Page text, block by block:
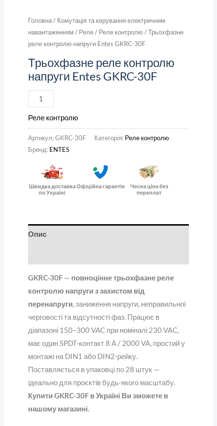
Головна/ Комутація та керування електричним
навантаженням / Реле/ Реле контролю/ Трьохфазне
реле контролю напруги Entes GKRC-30F
Трьохфазне реле контролю
напруги Entes GKRC-30F
Реле контролю
Артикул:GKRC-30F Категорія: Реле контролю
Бренд: ENTES
Швидка доставка
по Україні
Офіційна гарантія
Чесна ціна без
переплат
Опис
GKRC-30F— повноцінне трьохфазне реле
контролю напруги з захистом від
перенапруги, заниження напруги, неправильної
черговості та відсутності фаз. Працює в
діапазоні 150–300 VAC при номіналі 230 VAC,
має один SPDT-контакт 8 A / 2000 VA, простий у
монтажі на DIN1 або DIN2-рейку.
Поставляється в упаковці по 28 штук —
ідеально для проєктів будь-якого масштабу.
Купити GKRC-30F в Україні Ви зможете в
нашому магазині.